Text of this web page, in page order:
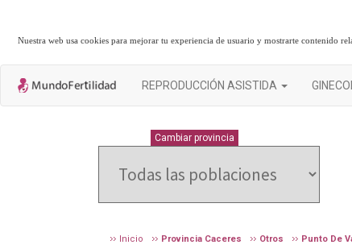
Nuestra web usa cookies para mejorar tu experiencia de usuario y mostrarte contenido
REPRODUCCIÓN ASISTIDA
Cambiar provincia
Inicio Provincia Caceres Otros Punto De